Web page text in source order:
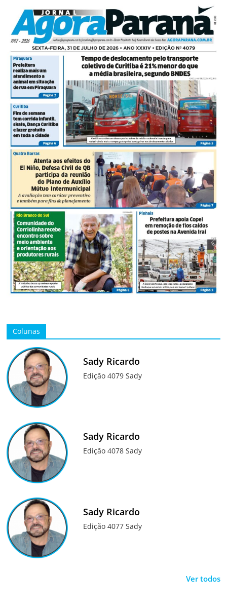
Colunas
Sady Ricardo
Edição 4079 Sady
Sady Ricardo
Edição 4078 Sady
Sady Ricardo
Edição 4077 Sady
Ver todos